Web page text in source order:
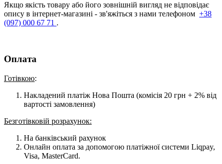
Якщо якість товару або його зовнішній вигляд не відповідає
опису в інтернет-магазині - зв'яжіться з нами телефоном +38
(097) 000 67 71 .
Оплата
Готівкою:
Накладений платіж Нова Пошта (комісія 20 грн + 2% від
вартості замовлення)
Безготівковій розрахунок:
На банківський рахунок
Онлайн оплата за допомогою платіжної системи Liqpay,
Visa, MasterCard.